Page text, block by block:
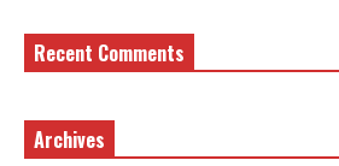
Recent Comments
Archives